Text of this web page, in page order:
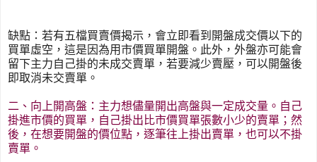
缺點：若有五檔買賣價揭示，會立即看到開盤成交價以下的
買單虛空，這是因為用市價買單開盤。此外，外盤亦可能會
留下主力自己掛的未成交賣單，若要減少賣壓，可以開盤後
即取消未交賣單。
二、向上開高盤：主力想儘量開出高盤與一定成交量。自己
掛進市價的買單，自己掛出比市價買單張數小少的賣單；然
後，在想要開盤的價位點，逐筆往上掛出賣單，也可以不掛
賣單。